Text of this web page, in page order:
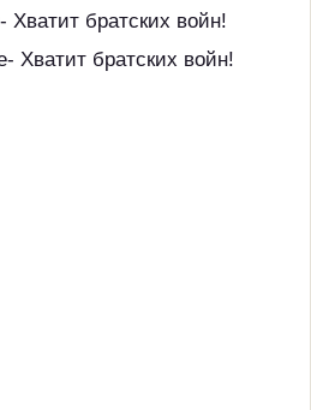
Хватит братских войн!
Хватит братских войн!